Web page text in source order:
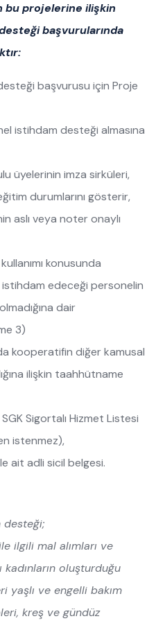
bu projelerine ilişkin
başvurularında
başvurusu için Proje
istihdam desteği almasına
üyelerinin imza sirküleri,
durumlarını gösterir,
aslı veya noter onaylı
konusunda
edeceği personelin
dair
3)
kooperatifin diğer kamusal
ilişkin taahhütname
Sigortalı Hizmet Listesi
istenmez),
ait adli sicil belgesi.
ilgili mal alımları ve
kadınların oluşturduğu
yaşlı ve engelli bakım
kreş ve gündüz